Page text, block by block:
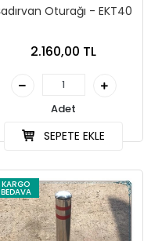
Oturağı - EKT40
2.160,00 TL
Adet
SEPETE EKLE
KARGO
BEDAVA